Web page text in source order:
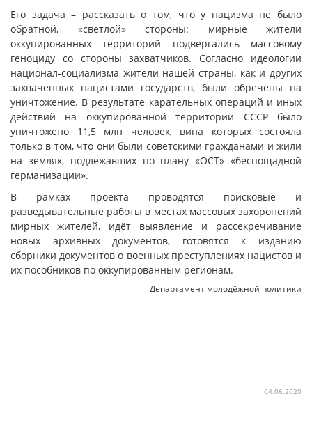
Его задача – рассказать о том, что у нацизма не было
обратной, «светлой» стороны: мирные жители
оккупированных территорий подвергались массовому
геноциду со стороны захватчиков. Согласно идеологии
национал-социализма жители нашей страны, как и других
захваченных нацистами государств, были обречены на
уничтожение. В результате карательных операций и иных
действий на оккупированной территории СССР было
уничтожено 11,5 млн человек, вина которых состояла
только в том, что они были советскими гражданами и жили
на землях, подлежавших по плану «ОСТ» «беспощадной
германизации».
В рамках проекта проводятся поисковые и
разведывательные работы в местах массовых захоронений
мирных жителей, идёт выявление и рассекречивание
новых архивных документов, готовятся к изданию
сборники документов о военных преступлениях нацистов и
их пособников по оккупированным регионам.
Департамент молодёжной политики
04.06.2020